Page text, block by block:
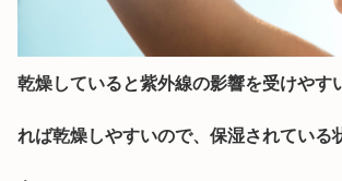
乾燥していると紫外線の影響を受けやす
れば乾燥しやすいので、保湿されている